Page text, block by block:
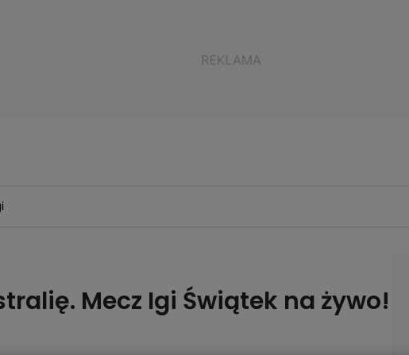
Mecz Igi Świątek na żywo!